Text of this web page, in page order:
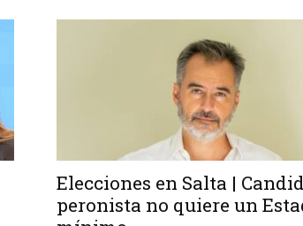
Elecciones en Salta |
peronista no quiere un